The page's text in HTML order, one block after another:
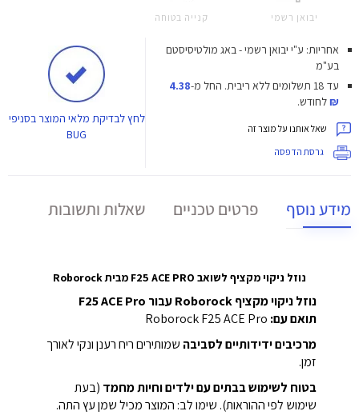
יבואן רשמי קנייה בטוחה
אחריות: ע"י יבואן רשמי - באג מולטיסיסטם
בע"מ
עד 18 תשלומים ללא ריבית.
החל מ-4.38
₪לחודש.
שאל אותנו על מוצר זה
גרסת הדפסה
לחץלבדיקת מלאי המוצר בסניפי
BUG
מידע נוסף פרטים טכניים שאלות ותשובות
נוזל ניקוי מקציף לשואב F25 ACE PRO מבית Roborock
נוזל ניקוי מקציף Roborock עבור F25 ACE Pro
תואם עם:
מרכיבים ידידותיים לסביבה שמותירים ריח רענן ונקי לאורך
זמן.
בטוח לשימוש בבתים עם ילדים וחיות מחמד (בעת
שימוש לפי ההוראות). שימו לב: המוצר מכיל שמן עץ התה.